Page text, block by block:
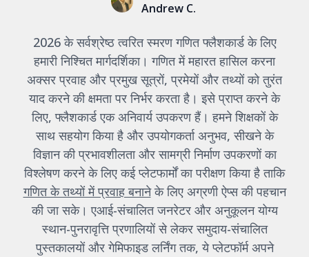
Andrew C.
2026 के सर्वश्रेष्ठ त्वरित स्मरण गणित फ्लैशकार्ड के लिए
हमारी निश्चित मार्गदर्शिका। गणित में महारत हासिल करना
अक्सर प्रवाह और प्रमुख सूत्रों, प्रमेयों और तथ्यों को तुरंत
याद करने की क्षमता पर निर्भर करता है। इसे प्राप्त करने के
लिए, फ्लैशकार्ड एक अनिवार्य उपकरण हैं। हमने शिक्षकों के
साथ सहयोग किया है और उपयोगकर्ता अनुभव, सीखने के
विज्ञान की प्रभावशीलता और सामग्री निर्माण उपकरणों का
विश्लेषण करने के लिए कई प्लेटफार्मों का परीक्षण किया है ताकि
गणित के तथ्यों में प्रवाह बनानेके लिए अग्रणी ऐप्स की पहचान
की जा सके। एआई-संचालित जनरेटर और अनुकूलन योग्य
स्थान-पुनरावृत्ति प्रणालियों से लेकर समुदाय-संचालित
पुस्तकालयों और गेमिफाइड लर्निंग तक, ये प्लेटफॉर्म अपने